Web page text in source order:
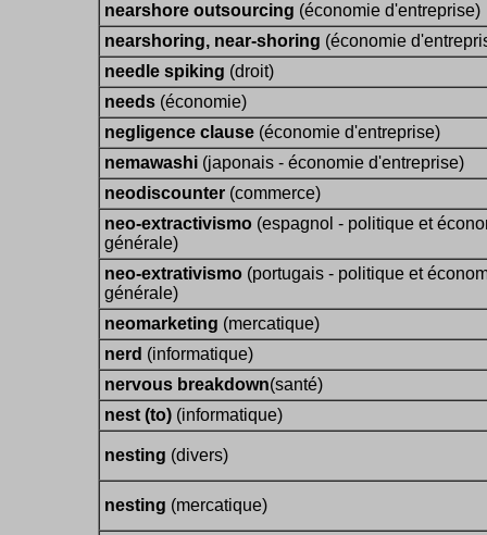
nearshore outsourcing (économie d'entreprise)
nearshoring, near-shoring (économie
needle spiking (droit)
needs (économie)
negligence clause (économie d'entreprise)
nemawashi (japonais - économie d'entreprise)
neodiscounter (commerce)
neo-extractivismo (espagnol - politique et
générale)
neo-extrativismo (portugais - politique et
générale)
neomarketing (mercatique)
nerd (informatique)
nervous breakdown(santé)
nest (to) (informatique)
nesting (divers)
nesting (mercatique)